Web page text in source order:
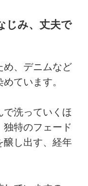
じみ、丈夫で
め、デニムなど
ています。
で洗っていくほ
独特のフェード
醸し出す、経年